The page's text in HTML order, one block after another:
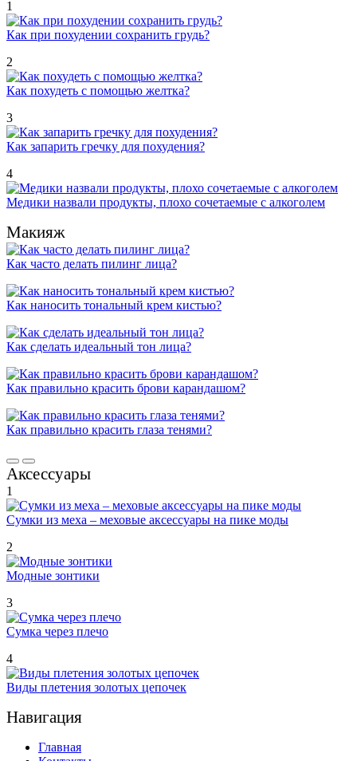
1
Как при похудении сохранить грудь?
2
Как похудеть с помощью желтка?
3
Как запарить гречку для похудения?
4
Медики назвали продукты, плохо сочетаемые с алкоголем
Макияж
Как часто делать пилинг лица?
Как наносить тональный крем кистью?
Как сделать идеальный тон лица?
Как правильно красить брови карандашом?
Как правильно красить глаза тенями?
Аксессуары
1
Сумки из меха – меховые аксессуары на пике моды
2
Модные зонтики
3
Сумка через плечо
4
Виды плетения золотых цепочек
Навигация
Главная